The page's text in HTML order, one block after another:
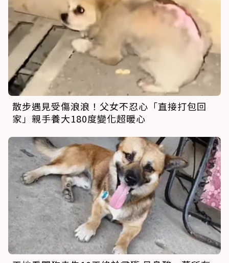
散步遇見受傷浪浪！父女不忍心「直接打包回
家」親手養大180度變化超暖心